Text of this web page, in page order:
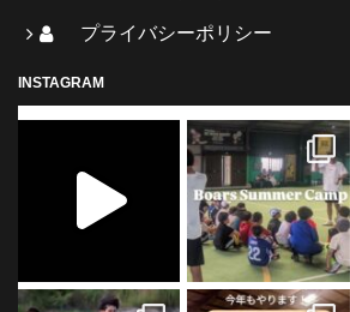
プライバシーポリシー
INSTAGRAM